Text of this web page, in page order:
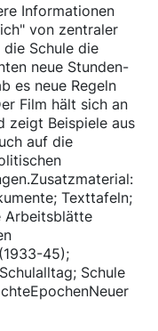
Informationen
von zentraler
die Schule die
neue Stunden-
es neue Regeln
Film hält sich an
zeigt Beispiele aus
auf die
Texttafeln;
Arbeitsblätte
45);
Schule